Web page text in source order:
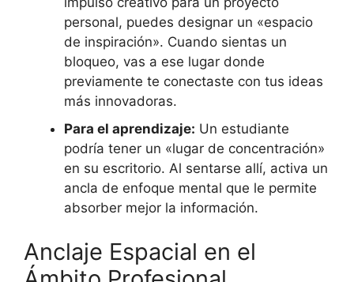
personal, puedes designar un «espacio
de inspiración». Cuando sientas un
bloqueo, vas a ese lugar donde
previamente te conectaste con tus ideas
más innovadoras.
Para el aprendizaje: Un estudiante
podría tener un «lugar de concentración»
en su escritorio. Al sentarse allí, activa un
ancla de enfoque mental que le permite
absorber mejor la información.
Anclaje Espacial en el